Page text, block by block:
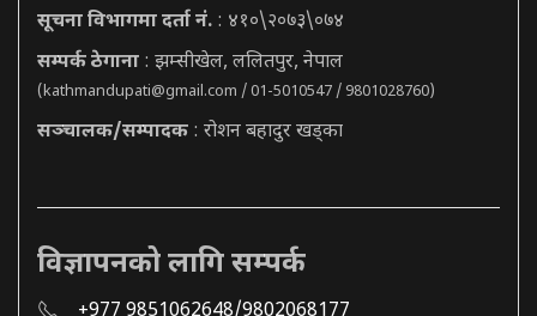
सूचना विभागमा दर्ता नं. : ४१०\२०७३\०७४
सम्पर्क ठेगाना : झम्सीखेल, ललितपुर, नेपाल
(kathmandupati@gmail.com / 01-5010547 / 9801028760)
सञ्चालक/सम्पादक : रोशन बहादुर खड्का
विज्ञापनको लागि सम्पर्क